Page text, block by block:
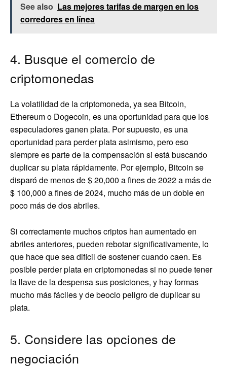
See also Las mejores tarifas de margen en los
corredores en línea
4. Busque el comercio de
criptomonedas
La volatilidad de la criptomoneda, ya sea Bitcoin,
Ethereum o Dogecoin, es una oportunidad para que los
especuladores ganen plata. Por supuesto, es una
oportunidad para perder plata asimismo, pero eso
siempre es parte de la compensación si está buscando
duplicar su plata rápidamente. Por ejemplo, Bitcoin se
disparó de menos de $ 20,000 a fines de 2022 a más de
$ 100,000 a fines de 2024, mucho más de un doble en
poco más de dos abriles.
Si correctamente muchos criptos han aumentado en
abriles anteriores, pueden rebotar significativamente, lo
que hace que sea difícil de sostener cuando caen. Es
posible perder plata en criptomonedas si no puede tener
la llave de la despensa sus posiciones, y hay formas
mucho más fáciles y de beocio peligro de duplicar su
plata.
5. Considere las opciones de
negociación